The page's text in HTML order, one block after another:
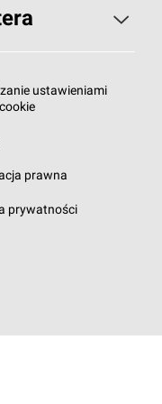
ustawieniami
prawna
prywatności